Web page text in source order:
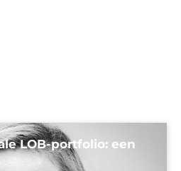
LOB-portfolio: een